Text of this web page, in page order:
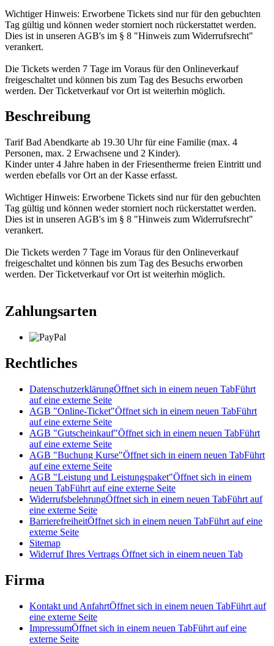
Wichtiger Hinweis: Erworbene Tickets sind nur für den gebuchten
Tag gültig und können weder storniert noch rückerstattet werden.
Dies ist in unseren AGB's im § 8 "Hinweis zum Widerrufsrecht"
verankert.
Die Tickets werden 7 Tage im Voraus für den Onlineverkauf
freigeschaltet und können bis zum Tag des Besuchs erworben
werden. Der Ticketverkauf vor Ort ist weiterhin möglich.
Beschreibung
Tarif Bad Abendkarte ab 19.30 Uhr für eine Familie (max. 4
Personen, max. 2 Erwachsene und 2 Kinder).
Kinder unter 4 Jahre haben in der Friesentherme freien Eintritt und
werden ebefalls vor Ort an der Kasse erfasst.
Wichtiger Hinweis: Erworbene Tickets sind nur für den gebuchten
Tag gültig und können weder storniert noch rückerstattet werden.
Dies ist in unseren AGB's im § 8 "Hinweis zum Widerrufsrecht"
verankert.
Die Tickets werden 7 Tage im Voraus für den Onlineverkauf
freigeschaltet und können bis zum Tag des Besuchs erworben
werden. Der Ticketverkauf vor Ort ist weiterhin möglich.
Zahlungsarten
Rechtliches
DatenschutzerklärungÖffnet sich in einem neuen TabFührt
auf eine externe Seite
AGB "Online-Ticket"Öffnet sich in einem neuen TabFührt
auf eine externe Seite
AGB "Gutscheinkauf"Öffnet sich in einem neuen TabFührt
auf eine externe Seite
AGB "Buchung Kurse"Öffnet sich in einem neuen TabFührt
auf eine externe Seite
AGB "Leistung und Leistungspaket"Öffnet sich in einem
neuen TabFührt auf eine externe Seite
WiderrufsbelehrungÖffnet sich in einem neuen TabFührt auf
eine externe Seite
BarrierefreiheitÖffnet sich in einem neuen TabFührt auf eine
externe Seite
Sitemap
Widerruf Ihres Vertrags Öffnet sich in einem neuen Tab
Firma
Kontakt und AnfahrtÖffnet sich in einem neuen TabFührt auf
eine externe Seite
ImpressumÖffnet sich in einem neuen TabFührt auf eine
externe Seite